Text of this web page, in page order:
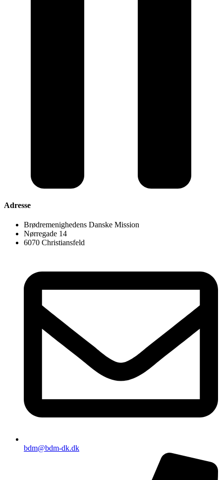
Adresse
Brødremenighedens Danske Mission
Nørregade 14
6070 Christiansfeld
bdm@bdm-dk.dk